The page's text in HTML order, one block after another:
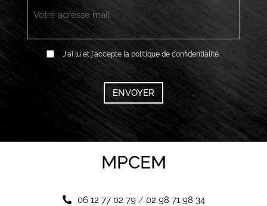
RGPD J'ai lu et j'accepte la politique de confidentialité.
CAPTCHA
MPCEM
06 12 77 02 79/ 02 98 71 98 34